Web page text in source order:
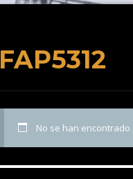
FAP5312
No se han